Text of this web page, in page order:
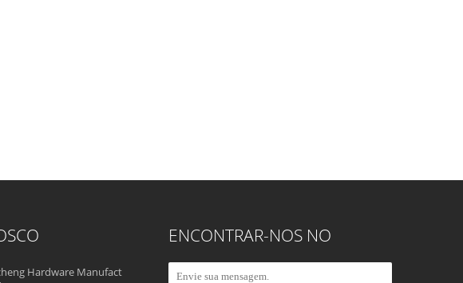
Hardware Manufact
ENCONTRAR-NOS NO